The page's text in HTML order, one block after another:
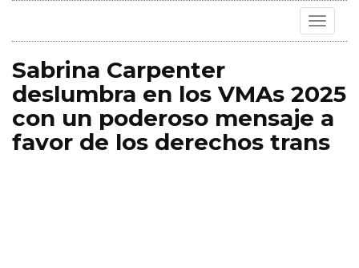
Toggle
Sabrina Carpenter
deslumbra en los VMAs 2025
con un poderoso mensaje a
favor de los derechos trans